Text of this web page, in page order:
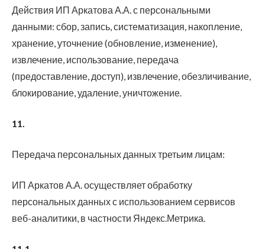
Действия ИП Аркатова А.А. с персональными
данными: сбор, запись, систематизация, накопление,
хранение, уточнение (обновление, изменение),
извлечение, использование, передача
(предоставление, доступ), извлечение, обезличивание,
блокирование, удаление, уничтожение.
11.
Передача персональных данных третьим лицам:
ИП Аркатов А.А. осуществляет обработку
персональных данных с использованием сервисов
веб-аналитики, в частности Яндекс.Метрика.